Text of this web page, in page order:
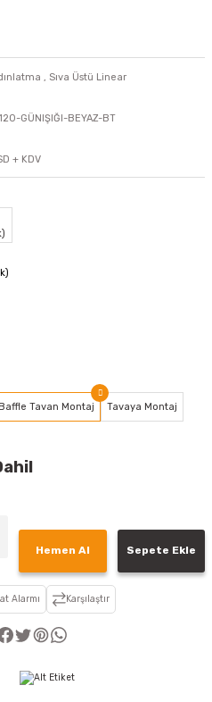
, Sıva Üstü Linear
GÜNIŞIĞI-BEYAZ-BT
+ KDV
Baffle Tavan Montaj Tavaya Montaj
Hemen Al Sepete Ekle
Alarmı Karşılaştır